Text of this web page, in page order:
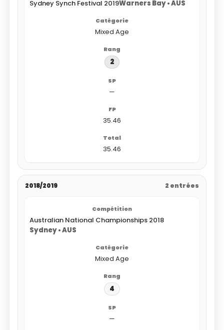
Sydney Synch Festival 2019Warners Bay • AUS
Mixed Age
2
—
35.46
35.46
2018/2019 2 entrées
Australian National Championships 2018
Sydney • AUS
Mixed Age
4
—